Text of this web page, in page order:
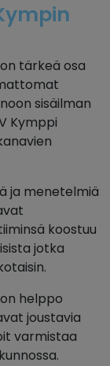
tärkeä osa
sisäilman
Kymppi
ja menetelmiä
koostuu
jotka
helppo
joustavia
varmistaa